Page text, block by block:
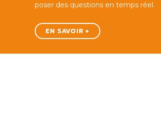
poser des questions en temps réel.
EN SAVOIR +